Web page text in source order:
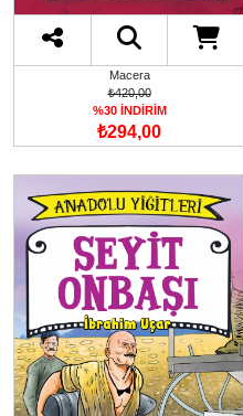
Macera
₺420,00
%30 İNDİRİM
₺294,00